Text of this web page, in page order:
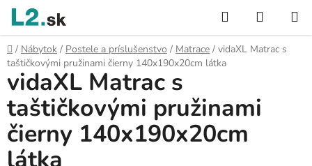
Prejsť
obsah
Hľadať
KOŠÍK
Domov
/ Nábytok / Postele a príslušenstvo / Matrace / vidaXL Matrac s
taštičkovými pružinami čierny 140x190x20cm látka
vidaXL Matrac s
taštičkovými pružinami
čierny 140x190x20cm